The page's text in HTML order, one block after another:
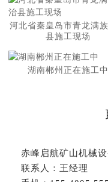
河北省秦皇岛市青龙满
县施工现场
湖南郴州正在施工中
赤峰启航矿山机械设
联系人：王经理